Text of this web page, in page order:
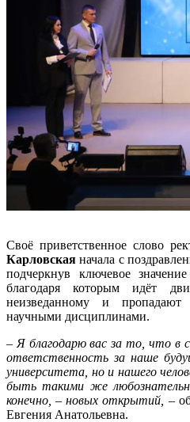
Своё приветственное слово
Карловская начала с
подчеркнув ключевое
благодаря которым идёт
неизведанному и
научными дисциплинами.
– Я благодарю вас за то, что в
ответственность за наше
университета, но и нашего
быть такими же
конечно, – новых открытий, –
Евгения Анатольевна.